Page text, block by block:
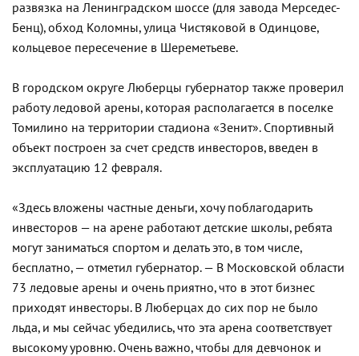
развязка на Ленинградском шоссе (для завода Мерседес-
Бенц), обход Коломны, улица Чистяковой в Одинцове,
кольцевое пересечение в Шереметьеве.
В городском округе Люберцы губернатор также проверил
работу ледовой арены, которая располагается в поселке
Томилино на территории стадиона «Зенит». Спортивный
объект построен за счет средств инвесторов, введен в
эксплуатацию 12 февраля.
«Здесь вложены частные деньги, хочу поблагодарить
инвесторов — на арене работают детские школы, ребята
могут заниматься спортом и делать это, в том числе,
бесплатно, — отметил губернатор. — В Московской области
73 ледовые арены и очень приятно, что в этот бизнес
приходят инвесторы. В Люберцах до сих пор не было
льда, и мы сейчас убедились, что эта арена соответствует
высокому уровню. Очень важно, чтобы для девчонок и